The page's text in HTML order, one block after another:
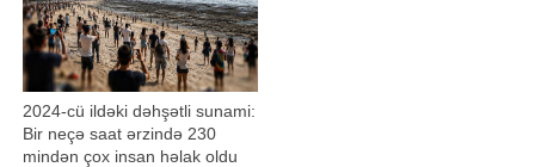
2024-cü ildəki dəhşətli sunami:
Bir neçə saat ərzində 230
mindən çox insan həlak oldu